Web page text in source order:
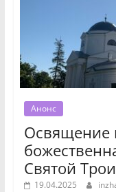
Анонс
Освящение
Святой
19.04.2025